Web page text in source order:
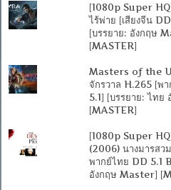
[1080p Super
ไร้พ่าย [เสียงจีน
[บรรยาย: อังกฤษ
[MASTER]
Masters of the
จักรวาล H.265 [พ
5.1] [บรรยาย: ไทย
[MASTER]
[1080p Super
(2006) นางมารสว
พากย์ไทย DD 5.1
อังกฤษ Master]